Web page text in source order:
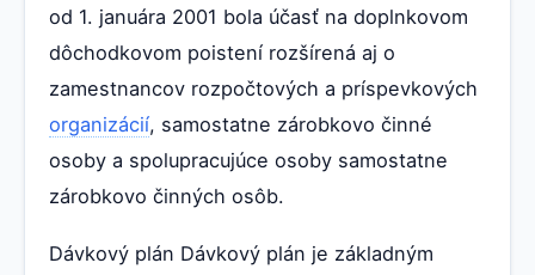
od 1. januára 2001 bola účasť na doplnkovom
dôchodkovom poistení rozšírená aj o
zamestnancov rozpočtových a príspevkových
organizácií, samostatne zárobkovo činné
osoby a spolupracujúce osoby samostatne
zárobkovo činných osôb.
Dávkový plán Dávkový plán je základným